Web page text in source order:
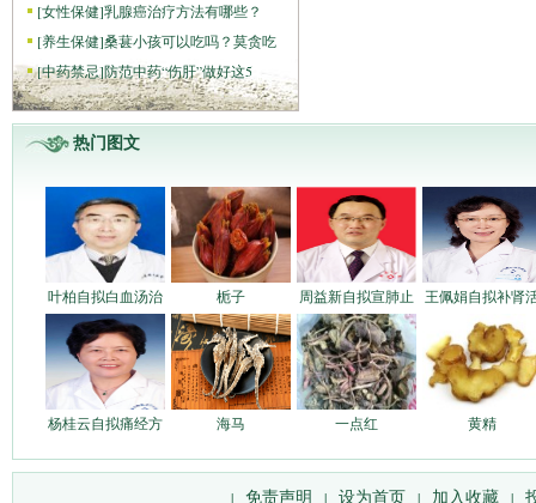
[女性保健]乳腺癌治疗方法有哪些？
[养生保健]桑葚小孩可以吃吗？莫贪吃
[中药禁忌]防范中药“伤肝”做好这5
热门图文
叶柏自拟白血汤治 栀子 周益新自拟宣肺止 王佩娟自拟补肾
杨桂云自拟痛经方 海马 一点红 黄精
| 免责声明 | 设为首页 | 加入收藏 |